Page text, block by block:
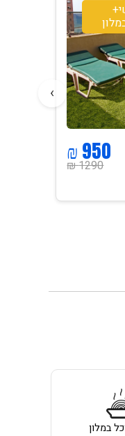
1290 ₪
950 ₪
›
במלון